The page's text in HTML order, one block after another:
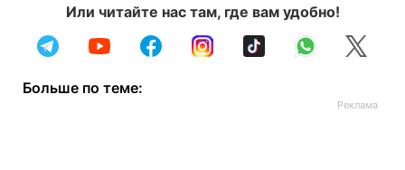
Или читайте нас там, где вам удобно!
Больше по теме: